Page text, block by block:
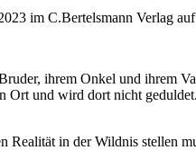
im C.Bertelsmann Verlag
ihrem Onkel und ihrem
und wird dort nicht
Realität in der Wildnis stellen